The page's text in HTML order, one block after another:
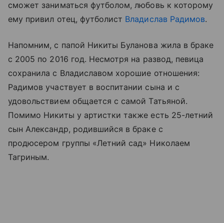
сможет заниматься футболом, любовь к которому
ему привил отец, футболист Владислав Радимов.
Напомним, с папой Никиты Буланова жила в браке
с 2005 по 2016 год. Несмотря на развод, певица
сохранила с Владиславом хорошие отношения:
Радимов участвует в воспитании сына и с
удовольствием общается с самой Татьяной.
Помимо Никиты у артистки также есть 25-летний
сын Александр, родившийся в браке с
продюсером группы «Летний сад» Николаем
Тагриным.